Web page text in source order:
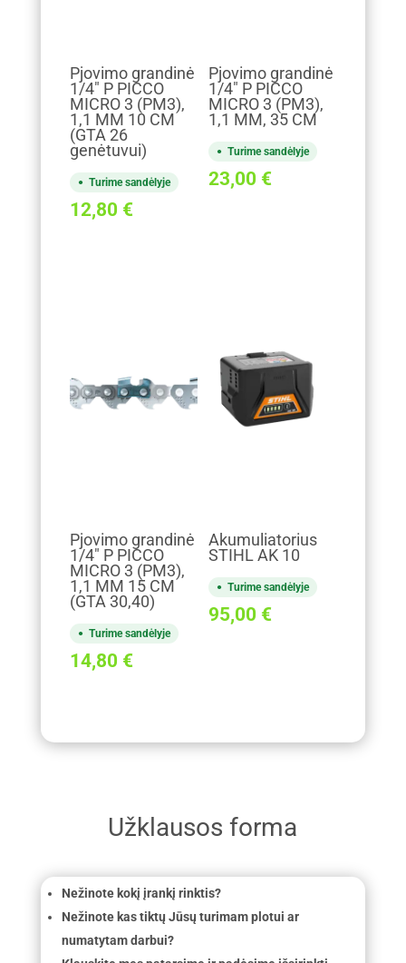
Pjovimo grandinė
1/4" P PICCO
MICRO 3 (PM3),
1,1 MM 10 CM
(GTA 26
genėtuvui)
Turime sandėlyje
12,80 €
Pjovimo grandinė
1/4" P PICCO
MICRO 3 (PM3),
1,1 MM, 35 CM
Turime sandėlyje
23,00 €
Pjovimo grandinė
1/4" P PICCO
MICRO 3 (PM3),
1,1 MM 15 CM
(GTA 30,40)
Turime sandėlyje
14,80 €
Akumuliatorius
STIHL AK 10
Turime sandėlyje
95,00 €
Užklausos forma
Nežinote kokį įrankį rinktis?
Nežinote kas tiktų Jūsų turimam plotui ar
numatytam darbui?